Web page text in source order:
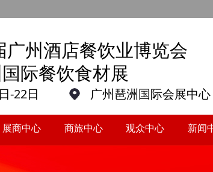
州酒店餐饮业博览会
际餐饮食材展
-22日 广州琶洲国际会展中心
展商中心 商旅中心 观众中心 新闻